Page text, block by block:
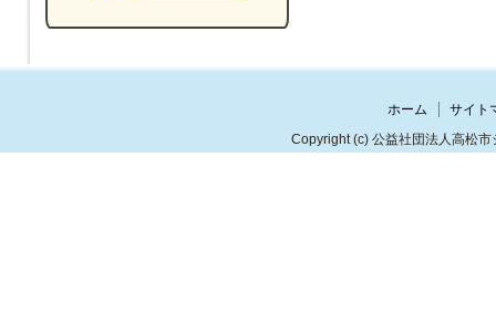
ホーム
サイト
Copyright(c) 公益社団法人高松市